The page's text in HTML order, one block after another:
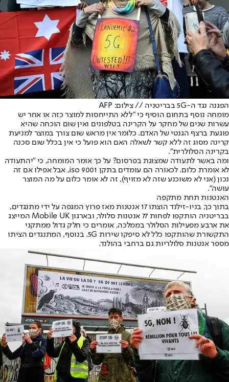
הפגנה נגד ה-5G בבריטניה // צילום: AFP
מומחה נוסף בתחום הוסיף כי "ללא התייחסות למוצר כזה או אחר יש
עשרות שנים של מחקר על הקרינה בטלפונים ואין שום הוכחה שהיא
פוגעת ברצף הגנטי של האדם. כלומר אין מראש שום צורך במוצר למניעת
קרינה מסוג זה ללא קשר לשאלה האם הוא פועל כי אין בכלל שום סכנה
בקרינה הסלולרית".
ומה באשר לתעודה שמצוגת בפרסום? על כך אומר המומחה, כי "יהתעודה
לא אומרת כלום. לכאורה הם עומדים בתקן iso 9001, אבל אפילו אם זה
נכון (אני לא משוכנע שזה לא מזויף), זה לא אומר כלום על מה המוצר
עושה".
האנטנות תחת מתקפה
בתוך כך, בניו-זילנד הוצתו 17 אנטנות מאז פרוץ המגפה על ידי מתנגדים,
בבריטניה הותקפו לפחות 77 אנטנות סלולר, ובארגון Mobile UK המייצג
את ארבע מפעילות הסלולר בממלכה, אומרים כי חלק גדול ממתקני
התקשורת שהותקפו כלל לא סיפקו שירות 5G. בנוסף, המתנגדים הציתו
מספר אנטנות סלולריות גם ברחבי בהולנד.